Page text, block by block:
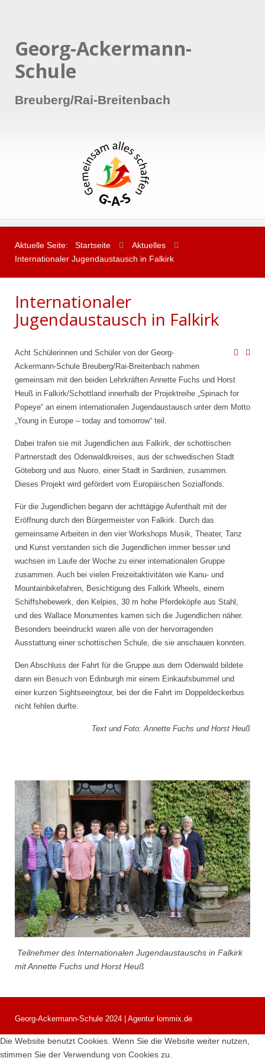
Georg-Ackermann-
Schule
Breuberg/Rai-Breitenbach
Aktuelle Seite: Startseite
Aktuelles
Internationaler Jugendaustausch in Falkirk
Internationaler
Jugendaustausch in Falkirk
Acht Schülerinnen und Schüler von der Georg-
Ackermann-Schule Breuberg/Rai-Breitenbach nahmen
gemeinsam mit den beiden Lehrkräften Annette Fuchs und Horst
Heuß in Falkirk/Schottland innerhalb der Projektreihe „Spinach for
Popeye“ an einem internationalen Jugendaustausch unter dem Motto
„Young in Europe – today and tomorrow“ teil.
Dabei trafen sie mit Jugendlichen aus Falkirk, der schottischen
Partnerstadt des Odenwaldkreises, aus der schwedischen Stadt
Göteborg und aus Nuoro, einer Stadt in Sardinien, zusammen.
Dieses Projekt wird gefördert vom Europäischen Sozialfonds.
Für die Jugendlichen begann der achttägige Aufenthalt mit der
Eröffnung durch den Bürgermeister von Falkirk. Durch das
gemeinsame Arbeiten in den vier Workshops Musik, Theater, Tanz
und Kunst verstanden sich die Jugendlichen immer besser und
wuchsen im Laufe der Woche zu einer internationalen Gruppe
zusammen. Auch bei vielen Freizeitaktivitäten wie Kanu- und
Mountainbikefahren, Besichtigung des Falkirk Wheels, einem
Schiffshebewerk, den Kelpies, 30 m hohe Pferdeköpfe aus Stahl,
und des Wallace Monumentes kamen sich die Jugendlichen näher.
Besonders beeindruckt waren alle von der hervorragenden
Ausstattung einer schottischen Schule, die sie anschauen konnten.
Den Abschluss der Fahrt für die Gruppe aus dem Odenwald bildete
dann ein Besuch von Edinburgh mir einem Einkaufsbummel und
einer kurzen Sightseeingtour, bei der die Fahrt im Doppeldeckerbus
nicht fehlen durfte.
Text und Foto: Annette Fuchs und Horst Heuß
Teilnehmer des Internationalen Jugendaustauschs in Falkirk
mit Annette Fuchs und Horst Heuß
Georg-Ackermann-Schule 2024 | Agentur lommix.de
Die Website benutzt Cookies. Wenn Sie die Website weiter nutzen,
stimmen Sie der Verwendung von Cookies zu.